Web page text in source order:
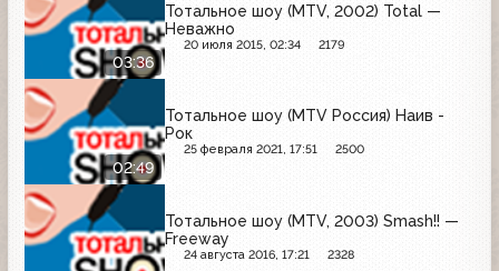
03:36
Тотальное шоу (MTV, 2002) Total —
Неважно
20 июля 2015, 02:34 2179
02:49
Тотальное шоу (MTV Россия) Наив -
Рок
25 февраля 2021, 17:51 2500
Тотальное шоу (MTV, 2003) Smash!! —
Freeway
24 августа 2016, 17:21 2328